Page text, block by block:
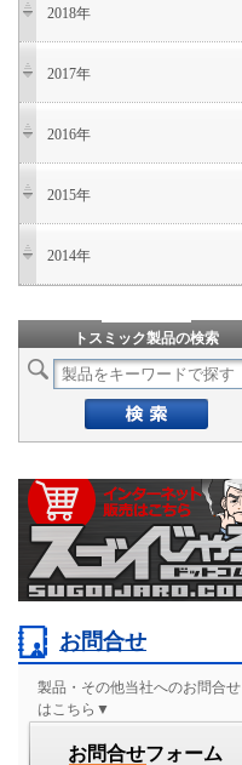
2018年
2017年
2016年
2015年
2014年
トスミック製品の検索
お問合せ
製品・その他当社へのお問合せ
はこちら▼
お問合せフォーム